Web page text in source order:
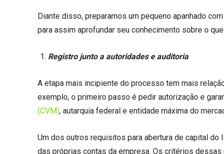
Diante disso, preparamos um pequeno apanhado
para assim aprofundar seu conhecimento sobre o
Registro junto a autoridades e auditoria
A etapa mais incipiente do processo tem mais
exemplo, o primeiro passo é pedir autorização e
(CVM), autarquia federal e entidade máxima do
Um dos outros requisitos para abertura de capital
das próprias contas da empresa. Os critérios